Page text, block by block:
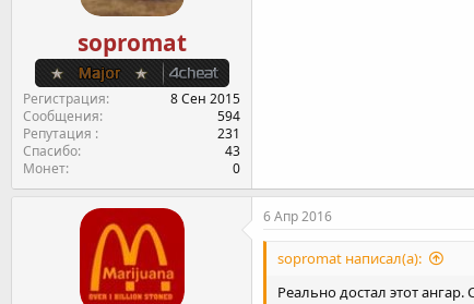
sopromat
Регистрация
8 Сен 2015
Сообщения
594
Репутация
231
Спасибо
43
Монет
0
6 Апр 2016
sopromat написал(а):
Реально достал этот ангар.